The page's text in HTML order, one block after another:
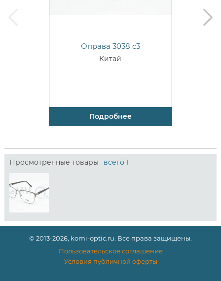
Оправа 3038 c3
Китай
Подробнее
next
Просмотренные товары всего 1
© 2013-2026, komi-optic.ru. Все права защищены.
Пользовательское соглашение
Условия публичной оферты